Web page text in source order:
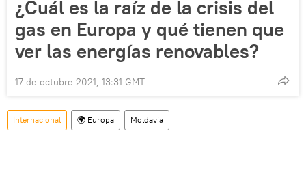
¿Cuál es la raíz de la crisis del
gas en Europa y qué tienen que
ver las energías renovables?
17 de octubre 2021, 13:31 GMT
Internacional 🌍 Europa Moldavia